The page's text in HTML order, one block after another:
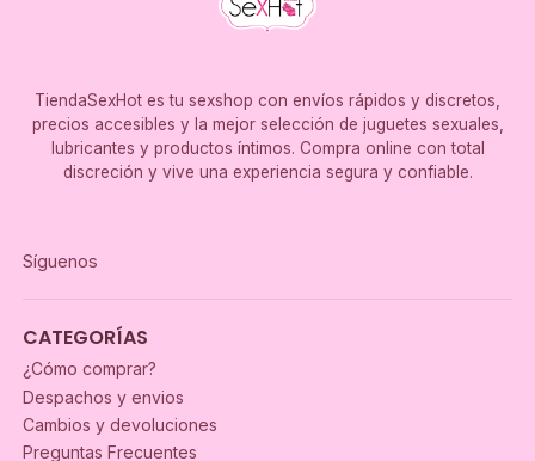
TiendaSexHot es tu sexshop con envíos rápidos y discretos,
precios accesibles y la mejor selección de juguetes sexuales,
lubricantes y productos íntimos. Compra online con total
discreción y vive una experiencia segura y confiable.
Síguenos
CATEGORÍAS
¿Cómo comprar?
Despachos y envios
Cambios y devoluciones
Preguntas Frecuentes